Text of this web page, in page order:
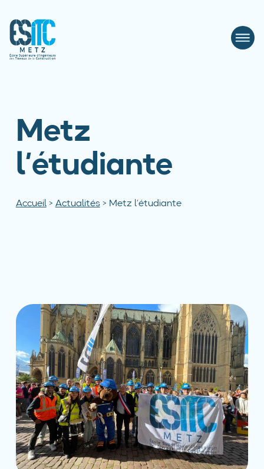
Metz
l’étudiante
Accueil> Actualités> Metz l’étudiante